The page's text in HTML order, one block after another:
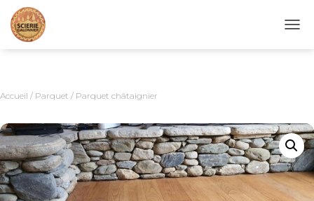
L
A
N
A
V
I
Accueil / Parquet / Parquet châtaignier